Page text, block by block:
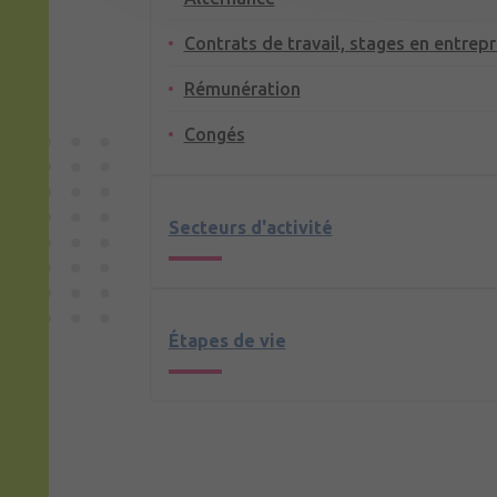
Contrats de travail, stages en
Rémunération
Congés
Secteurs d'activité
Étapes de vie